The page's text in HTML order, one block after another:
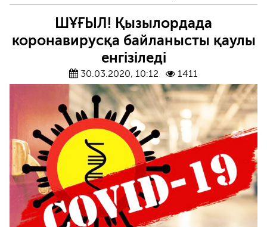
ШҰҒЫЛ! Қызылордада
коронавирусқа байланысты қаулы
енгізіледі
30.03.2020, 10:12 1411